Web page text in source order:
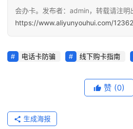
会办卡。发布者：admin，转载请注明
https://www.aliyunyouhui.com/
电话卡防骗 线下购卡指南
赞 (0)
生成海报